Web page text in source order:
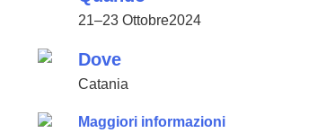
21–23 Ottobre2024
Dove
Catania
Maggiori informazioni